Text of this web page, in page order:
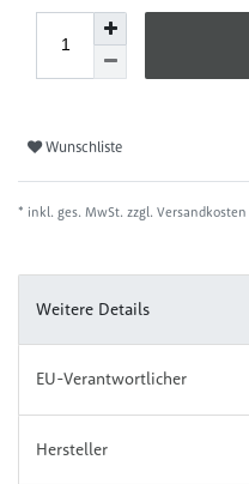
Wunschliste
* inkl. ges. MwSt. zzgl. Versandkosten
Weitere Details
EU-Verantwortlicher
Hersteller